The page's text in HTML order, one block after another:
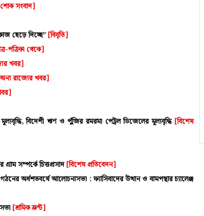
সংবাদ]
ছেড়ে দিচ্ছে”[বিবৃতি]
পত্রিকা থেকে]
খবর]
রাজ্যের খবর]
বিদেশী ঋণ ও পুঁজির রমরমা পেট্রল ডিজেলের মূল্যবৃদ্ধি [বিশেষ
সম্পর্কে চিত্তপ্রসাদ[বিশেষ প্রতিবেদন]
অর্ধশতবর্ষে আলোচনাসভা : ফ্যাসিবাদের উত্থান ও বামপন্থার চ্যালেঞ্জ
[শ্রমিক ফ্রন্ট]